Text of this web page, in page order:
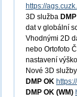
https://
3D služba
dat v globální
Vhodnými 2D
nebo Ortofoto
nastavení
Nové 3D
DMP OK
DMP OK (WM)